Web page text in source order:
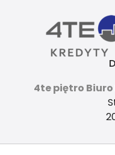
4te piętro Biuro